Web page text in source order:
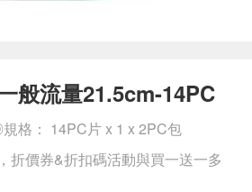
般流量21.5cm-14PC
格： 14PC片 x 1 x 2PC包
折價券&折扣碼活動與買一送一多